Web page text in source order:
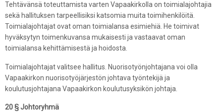
Tehtävänsä toteuttamista varten Vapaakirkolla on toimialajohtajia
sekä hallituksen tarpeellisiksi katsomia muita toimihenkilöitä.
Toimialajohtajat ovat oman toimialansa esimiehiä. He toimivat
hyväksytyn toimenkuvansa mukaisesti ja vastaavat oman
toimialansa kehittämisestä ja hoidosta.
Toimialajohtajat valitsee hallitus. Nuorisotyönjohtajana voi olla
Vapaakirkon nuorisotyöjärjestön johtava työntekijä ja
koulutusjohtajana Vapaakirkon koulutusyksikön johtaja.
20 § Johtoryhmä